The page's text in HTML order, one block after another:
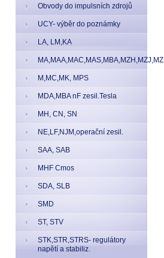
Obvody do impulsních zdrojů
UCY- výběr do poznámky
LA, LM,KA
M,MC,MK, MPS
MDA,MBA nF zesil.Tesla
MH, CN, SN
NE,LF,NJM,operační zesil.
SAA, SAB
MHF Cmos
SDA, SLB
SMD
ST, STV
STK,STR,STRS- regulátory
napětí a stabiliz.